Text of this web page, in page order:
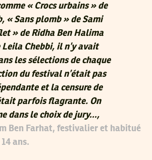
« Crocs urbains » de
« Sans plomb » de Sami
» de Ridha Ben Halima
Leila Chebbi, il n’y avait
les sélections de chaque
du festival n’était pas
et la censure de
parfois flagrante. On
dans le choix de jury…,
Ben Farhat, festivalier et habitué
ans.